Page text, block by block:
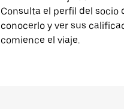
Consulta el perfil del socio
conocerlo y ver sus
comience el viaje.